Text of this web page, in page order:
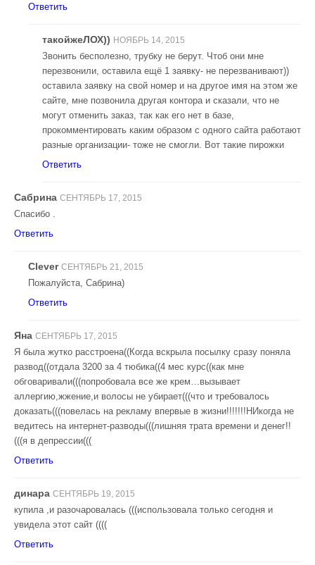
Ответить
такойжеЛОХ)) НОЯБРЬ 14, 2015
Звонить бесполезно, трубку не берут. Чтоб они мне
перезвонили, оставила ещё 1 заявку- не перезванивают))
оставила заявку на свой номер и на другое имя на этом же
сайте, мне позвонила другая контора и сказали, что не
могут отменить заказ, так как его нет в базе,
прокомментировать каким образом с одного сайта работают
разные организации- тоже не смогли. Вот такие пирожки
Ответить
Сабрина СЕНТЯБРЬ 17, 2015
Спасибо .
Ответить
Clever СЕНТЯБРЬ 21, 2015
Пожалуйста, Сабрина)
Ответить
Яна СЕНТЯБРЬ 17, 2015
Я была жутко расстроена((Когда вскрыла посылку сразу поняла
развод((отдала 3200 за 4 тюбика((4 мес курс((как мне
обговаривали(((попробовала все же крем…вызывает
аллергию,жжение,и волосы не убирает(((что и требовалось
доказать(((повелась на рекламу впервые в жизни!!!!!!!НИкогда не
ведитесь на интернет-разводы(((лишняя трата времени и денег!!
(((я в депрессии(((
Ответить
динара СЕНТЯБРЬ 19, 2015
купила ,и разочаровалась (((использовала только сегодня и
увидела этот сайт ((((
Ответить